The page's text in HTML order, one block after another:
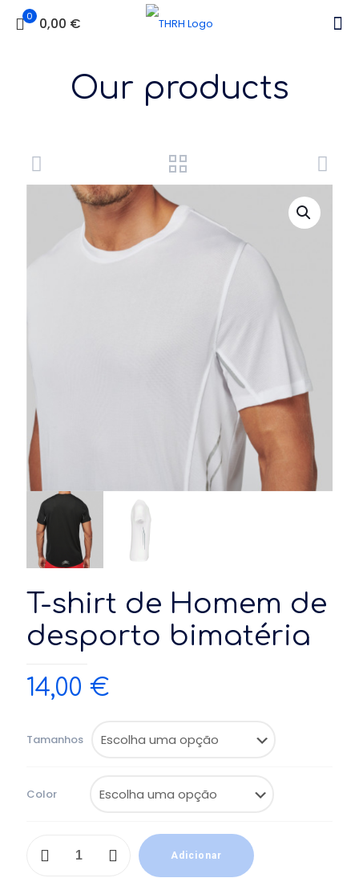
0 0,00 €
Our products
T-shirt de Homem de
desporto bimatéria
14,00 €
Tamanhos
Color
Adicionar